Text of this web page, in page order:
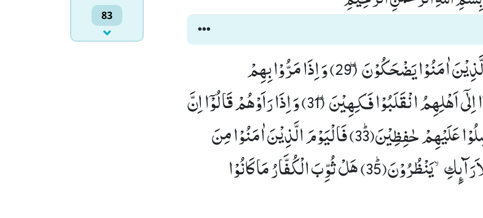
83
اِنَّ الَّذِیْنَ اَجْرَمُوْا كَانُوْا مِنَ الَّذِیْنَ اٰمَنُوْا یَضْحَكُوْنَ٘ ۖ (29) وَ اِذَا مَرُّوْا بِهِمْ
یَتَغَامَزُوْنَ٘ ۖ (30) وَ اِذَا انْقَلَبُوْۤا اِلٰۤى اَهْلِهِمُ انْقَلَبُوْا فَـكِهِیْنَ٘ ۖ (31) وَ اِذَا رَاَوْهُمْ قَالُوْۤا اِنَّ
هٰۤؤُلَآءِ لَضَآلُّوْنَۙ (32) وَ مَاۤ اُرْسِلُوْا عَلَیْهِمْ حٰفِظِیْنَﭤ(33) فَالْیَوْمَ الَّذِیْنَ اٰمَنُوْا مِنَ
الْكُفَّارِ یَضْحَكُوْنَۙ (34) عَلَى الْاَرَآىٕكِۙ-یَنْظُرُوْنَﭤ(35) هَلْ ثُوِّبَ الْكُفَّارُ مَا كَانُوْا